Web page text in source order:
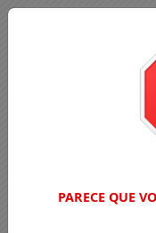
PARECE QUE